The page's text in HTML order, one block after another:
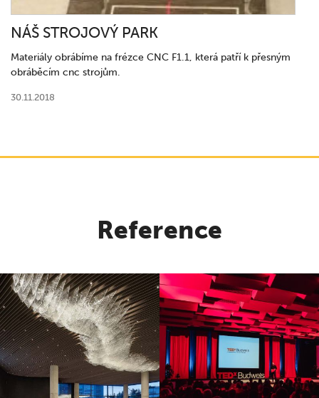
NÁŠ STROJOVÝ PARK
Materiály obrábíme na frézce CNC F1.1, která patří k přesným
obráběcím cnc strojům.
30.11.2018
Reference